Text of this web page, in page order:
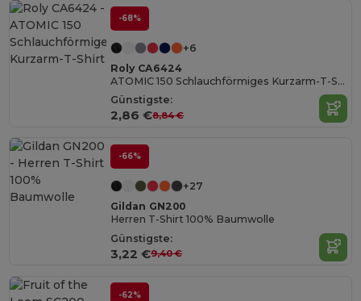
-68%
+6
Roly CA6424
ATOMIC 150 Schlauchförmiges Kurzarm-T-Shirt
Günstigste:
2,86 €8,84 €
-66%
+27
Gildan GN200
Herren T-Shirt 100% Baumwolle
Günstigste:
3,22 €9,40 €
-62%